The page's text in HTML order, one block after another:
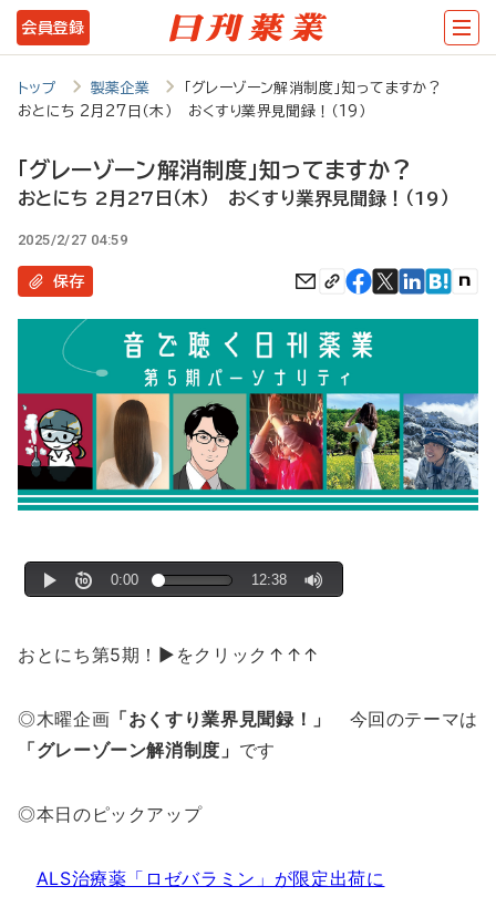
メ
イ
テ
ツ
に
会員登録
トップ 製薬企業
「グレーゾーン解消制度」知ってますか？
おとにち 2月27日（木） おくすり業界見聞録！（19）
「グレーゾーン解消制度」知ってますか？
おとにち 2月27日（木） おくすり業界見聞録！（19）
2025/2/27 04:59
保存
おとにち第5期！▶をクリック↑↑↑
◎木曜企画 「おくすり業界見聞録！」
今回のテーマは
「グレーゾーン解消制度」 です
◎本日のピックアップ
ALS治療薬「ロゼバラミン」が限定出荷に